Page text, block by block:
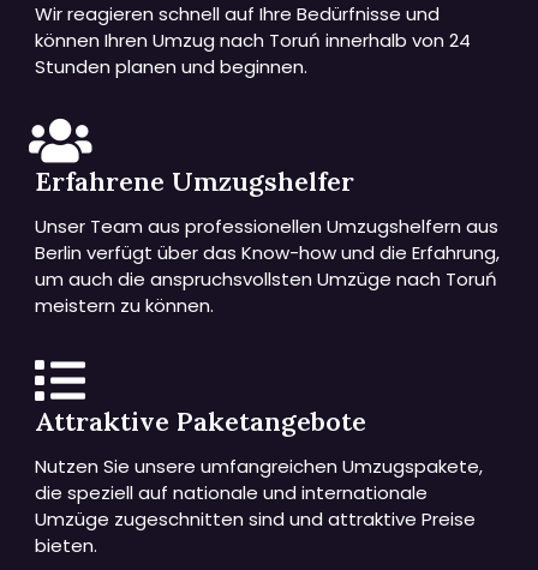
Wir reagieren schnell auf Ihre Bedürfnisse und
können Ihren Umzug nach Toruń innerhalb von 24
Stunden planen und beginnen.
Erfahrene Umzugshelfer
Unser Team aus professionellen Umzugshelfern aus
Berlin verfügt über das Know-how und die Erfahrung,
um auch die anspruchsvollsten Umzüge nach Toruń
meistern zu können.
Attraktive Paketangebote
Nutzen Sie unsere umfangreichen Umzugspakete,
die speziell auf nationale und internationale
Umzüge zugeschnitten sind und attraktive Preise
bieten.